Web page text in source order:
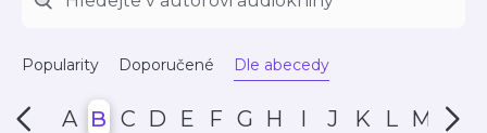
Popularity Doporučené Dle abecedy
A B C D E F G H I J K L M N